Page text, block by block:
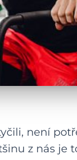
není
z nás je